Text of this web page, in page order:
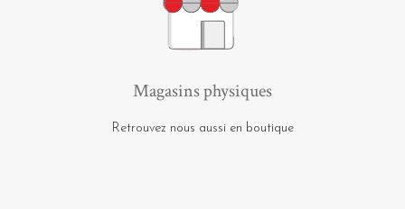
Magasins physiques
Retrouvez nous aussi en boutique